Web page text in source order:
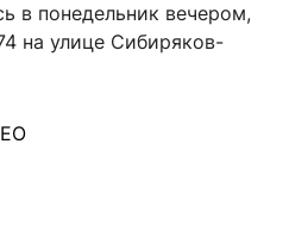
в понедельник вечером,
на улице Сибиряков-